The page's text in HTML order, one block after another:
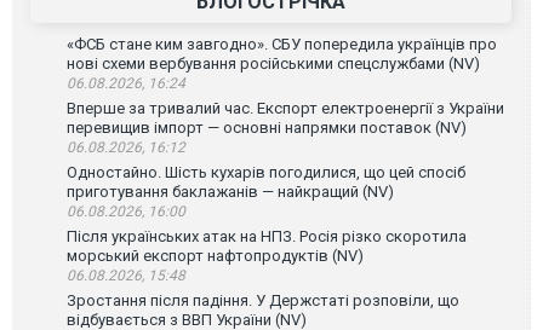
«ФСБ стане ким завгодно». СБУ попередила українців про
нові схеми вербування російськими спецслужбами (NV)
06.08.2026, 16:24
Вперше за тривалий час. Експорт електроенергії з України
перевищив імпорт — основні напрямки поставок (NV)
06.08.2026, 16:12
Одностайно. Шість кухарів погодилися, що цей спосіб
приготування баклажанів — найкращий (NV)
06.08.2026, 16:00
Після українських атак на НПЗ. Росія різко скоротила
морський експорт нафтопродуктів (NV)
06.08.2026, 15:48
Зростання після падіння. У Держстаті розповіли, що
відбувається з ВВП України (NV)